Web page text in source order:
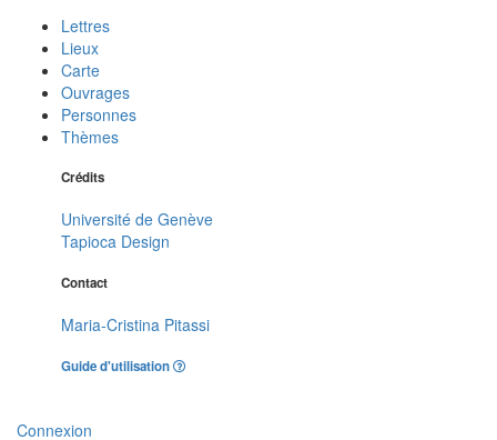
Lettres
Lieux
Carte
Ouvrages
Personnes
Thèmes
Crédits
Université de Genève
Tapioca Design
Contact
Maria-Cristina Pitassi
Guide d'utilisation
Connexion